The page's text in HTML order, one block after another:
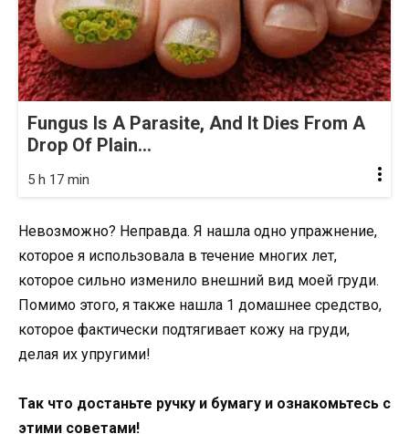
Fungus Is A Parasite, And It Dies From A
Drop Of Plain...
5 h 17 min
Невозможно? Неправда. Я нашла одно упражнение,
которое я использовала в течение многих лет,
которое сильно изменило внешний вид моей груди.
Помимо этого, я также нашла 1 домашнее средство,
которое фактически подтягивает кожу на груди,
делая их упругими!
Так что достаньте ручку и бумагу и ознакомьтесь с
этими советами!